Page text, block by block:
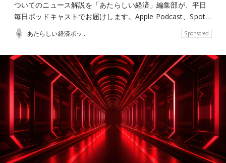
ついてのニュース解説を「あたらしい経済」編集部が、平日
毎日ポッドキャストでお届けします。Apple Podcast、Spot…
あたらしい経済ポッドキャスト Sponsored